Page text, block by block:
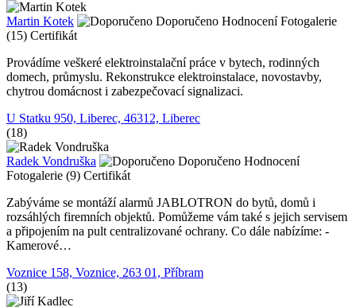
Martin Kotek Doporučeno Hodnocení Fotogalerie
(15) Certifikát
Provádíme veškeré elektroinstalační práce v bytech, rodinných
domech, průmyslu. Rekonstrukce elektroinstalace, novostavby,
chytrou domácnost i zabezpečovací signalizaci.
U Statku 950, Liberec, 46312, Liberec
(18)
Radek Vondruška Doporučeno Hodnocení
Fotogalerie (9) Certifikát
Zabýváme se montáží alarmů JABLOTRON do bytů, domů i
rozsáhlých firemních objektů. Pomůžeme vám také s jejich servisem
a připojením na pult centralizované ochrany. Co dále nabízíme: -
Kamerové…
Voznice 158, Voznice, 263 01, Příbram
(13)